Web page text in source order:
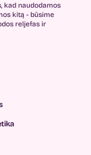
kad naudodamos
kitą - būsime
reljefas ir